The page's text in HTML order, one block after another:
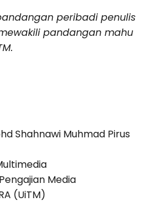
peribadi penulis
pandangan mahu
Shahnawi Muhmad Pirus
Media
(UiTM)